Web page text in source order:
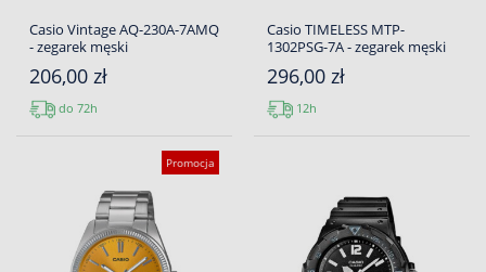
Casio Vintage AQ-230A-7AMQ
- zegarek męski
206,00 zł
do 72h
Casio TIMELESS MTP-
1302PSG-7A - zegarek męski
296,00 zł
12h
Promocja